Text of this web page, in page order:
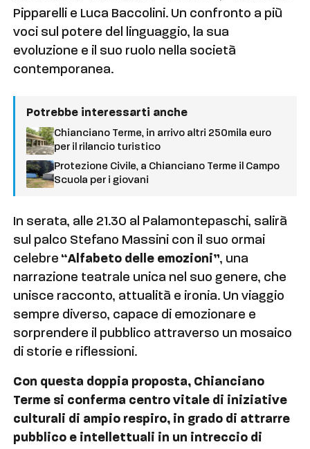
Pipparelli e Luca Baccolini. Un confronto a più
voci sul potere del linguaggio, la sua
evoluzione e il suo ruolo nella società
contemporanea.
Potrebbe interessarti anche
Chianciano Terme, in arrivo altri 250mila euro
per il rilancio turistico
Protezione Civile, a Chianciano Terme il Campo
Scuola per i giovani
In serata, alle 21.30 al Palamontepaschi, salirà
sul palco Stefano Massini con il suo ormai
celebre“Alfabeto delle emozioni”, una
narrazione teatrale unica nel suo genere, che
unisce racconto, attualità e ironia. Un viaggio
sempre diverso, capace di emozionare e
sorprendere il pubblico attraverso un mosaico
di storie e riflessioni.
Con questa doppia proposta, Chianciano
Terme si conferma centro vitale di iniziative
culturali di ampio respiro, in grado di attrarre
pubblico e intellettuali in un intreccio di